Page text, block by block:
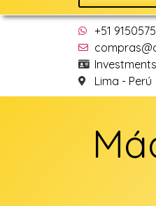
+51
Lima - Perú